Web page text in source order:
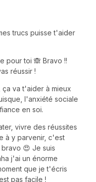
trucs puisse t'aider
pour toi 🙈 Bravo !!
réussir !
ça va t'aider à mieux
l'anxiété sociale
en soi.
vivre des réussites
à y parvenir, c'est
😍 Je suis
j'ai un énorme
que je t'écris
pas facile !